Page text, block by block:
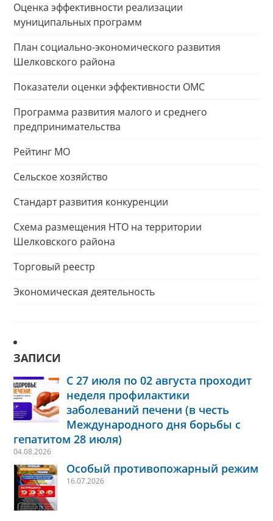
Оценка эффективности реализации
муниципальных программ
План социально-экономического развития
Шелковского района
Показатели оценки эффективности ОМС
Программа развития малого и среднего
предпринимательства
Рейтинг МО
Сельское хозяйство
Стандарт развития конкуренции
Схема размещения НТО на территории
Шелковского района
Торговый реестр
Экономическая деятельность
ЗАПИСИ
С 27 июля по 02 августа проходит
неделя профилактики
заболеваний печени (в честь
Международного дня борьбы с
гепатитом 28 июля)
04.08.2026
Особый противопожарный режим
16.07.2026